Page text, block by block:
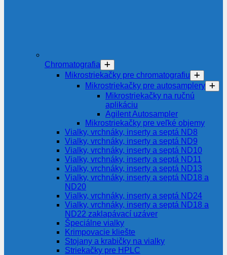
Chromatografia
Mikrostriekačky pre chromatografiu
Mikrostriekačky pre autosamplery
Mikrostriekačky na ručnú
aplikáciu
Agilent Autosampler
Mikrostriekačky pre veľké objemy
Vialky, vrchnáky, inserty a septá ND8
Vialky, vrchnáky, inserty a septá ND9
Vialky, vrchnáky, inserty a septá ND10
Vialky, vrchnáky, inserty a septá ND11
Vialky, vrchnáky, inserty a septá ND13
Vialky, vrchnáky, inserty a septá ND18 a
ND20
Vialky, vrchnáky, inserty a septá ND24
Vialky, vrchnáky, inserty a septá ND18 a
ND22 zaklapávací uzáver
Špeciálne vialky
Krimpovacie kliešte
Stojany a krabičky na vialky
Striekačky pre HPLC